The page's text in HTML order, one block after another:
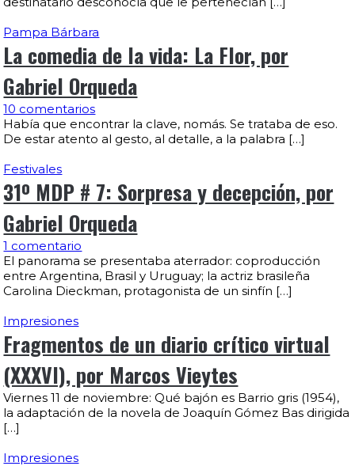
Pampa Bárbara
La comedia de la vida: La Flor, por
Gabriel Orqueda
10 comentarios
Había que encontrar la clave, nomás. Se trataba de eso.
De estar atento al gesto, al detalle, a la palabra […]
Festivales
31º MDP # 7: Sorpresa y decepción, por
Gabriel Orqueda
1 comentario
El panorama se presentaba aterrador: coproducción
entre Argentina, Brasil y Uruguay; la actriz brasileña
Carolina Dieckman, protagonista de un sinfín […]
Impresiones
Fragmentos de un diario crítico virtual
(XXXVI), por Marcos Vieytes
Viernes 11 de noviembre: Qué bajón es Barrio gris (1954),
la adaptación de la novela de Joaquín Gómez Bas dirigida
[…]
Impresiones